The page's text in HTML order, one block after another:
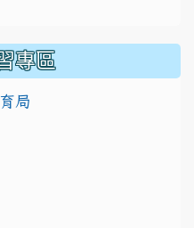
專區
局